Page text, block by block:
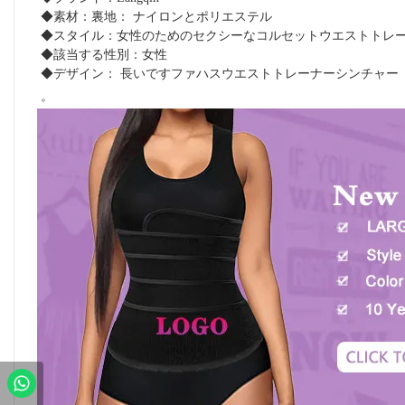
◆素材：裏地：
ナイロンとポリエステル
◆スタイル：女性のためのセクシーなコルセットウエストトレ
◆該当する性別：女性
◆デザイン：
長いですファハスウエストトレーナーシンチャー
。